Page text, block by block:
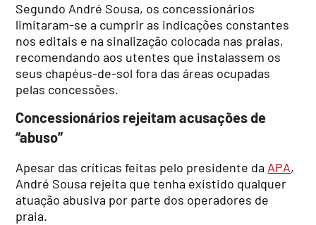
Segundo André Sousa, os concessionários
limitaram-se a cumprir as indicações constantes
nos editais e na sinalização colocada nas praias,
recomendando aos utentes que instalassem os
seus chapéus-de-sol fora das áreas ocupadas
pelas concessões.
Concessionários rejeitam acusações de
“abuso”
Apesar das críticas feitas pelo presidente da APA,
André Sousa rejeita que tenha existido qualquer
atuação abusiva por parte dos operadores de
praia.